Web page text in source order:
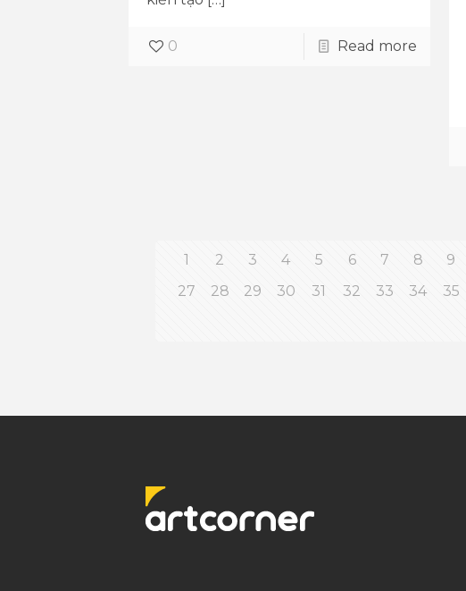
0 Read more
1 2 3 4 5 6 7 8 9
27
28 29 30 31 32 33 34 35